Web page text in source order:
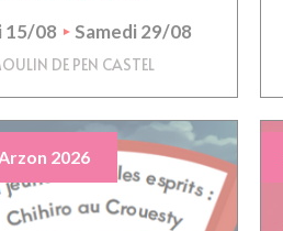
15/08 Samedi 29/08
DE PEN CASTEL
2026